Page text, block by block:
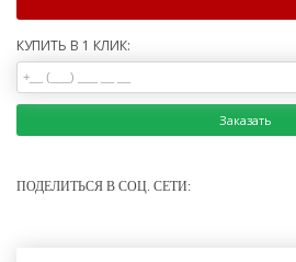
КУПИТЬ В 1 КЛИК:
Заказать
ПОДЕЛИТЬСЯ В СОЦ. СЕТИ: